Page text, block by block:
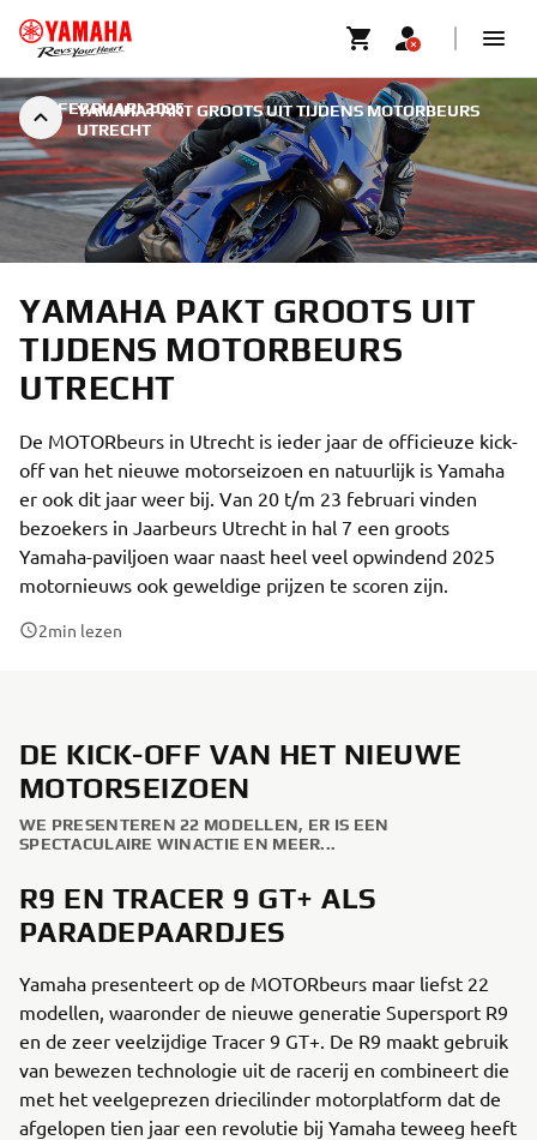
YAMAHA PAKT GROOTS UIT TIJDENS MOTORBEURS
UTRECHT
3 FEBRUARI 2025
YAMAHA PAKT GROOTS UIT
TIJDENS MOTORBEURS
UTRECHT
De MOTORbeurs in Utrecht is ieder jaar de officieuze kick-
off van het nieuwe motorseizoen en natuurlijk is Yamaha
er ook dit jaar weer bij. Van 20 t/m 23 februari vinden
bezoekers in Jaarbeurs Utrecht in hal 7 een groots
Yamaha-paviljoen waar naast heel veel opwindend 2025
motornieuws ook geweldige prijzen te scoren zijn.
2min lezen
DE KICK-OFF VAN HET NIEUWE
MOTORSEIZOEN
WE PRESENTEREN 22 MODELLEN, ER IS EEN
SPECTACULAIRE WINACTIE EN MEER...
R9 EN TRACER 9 GT+ ALS
PARADEPAARDJES
Yamaha presenteert op de MOTORbeurs maar liefst 22
modellen, waaronder de nieuwe generatie Supersport R9
en de zeer veelzijdige Tracer 9 GT+. De R9 maakt gebruik
van bewezen technologie uit de racerij en combineert die
met het veelgeprezen driecilinder motorplatform dat de
afgelopen tien jaar een revolutie bij Yamaha teweeg heeft